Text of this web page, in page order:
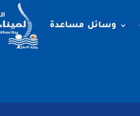
وسائل مساعدة